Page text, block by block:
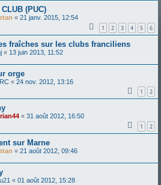
(PUC)
« 21 janv. 2015, 12:54
1 2 3 4 5 6
fraîches sur les clubs franciliens
« 13 juin 2013, 11:52
orge
« 24 nov. 2012, 13:16
1 2
« 31 août 2012, 16:50
1 2
sur Marne
« 21 août 2012, 09:46
« 01 août 2012, 15:28